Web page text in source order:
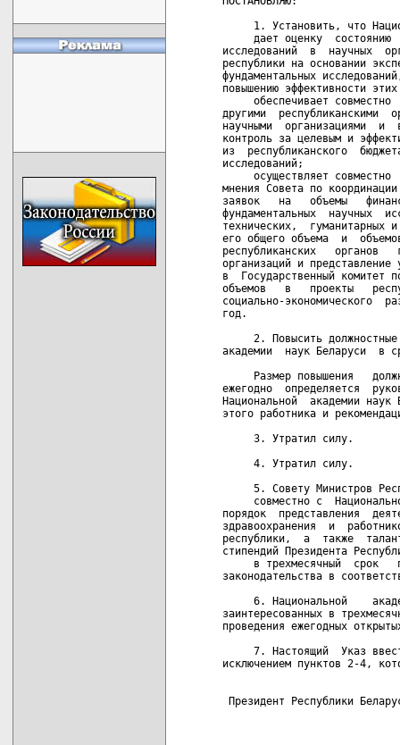
1. Установить, что
дает оценку  состоянию
исследований  в  научных
республики на основании
фундаментальных
повышению эффективности
обеспечивает совместно
другими  республиканскими
научными  организациями  и
контроль за целевым и
из  республиканского
исследований;
осуществляет совместно
мнения Совета по
заявок   на   объемы
фундаментальных  научных
технических,  гуманитарных
его общего объема  и
республиканских   органов
организаций и представление
в  Государственный комитет
объемов   в   проекты
социально-экономического
год.
2. Повысить
академии  наук Беларуси
Размер повышения
ежегодно  определяется
Национальной  академии наук
этого работника и
     3. Утратил силу.
     4. Утратил силу.
5. Совету Министров
совместно с
порядок  представления
здравоохранения  и
республики,  а  также
стипендий Президента
в трехмесячный  срок
законодательства в
6. Национальной
заинтересованных в
проведения ежегодных
7. Настоящий  Указ
исключением пунктов 2-4,
Президент Республики